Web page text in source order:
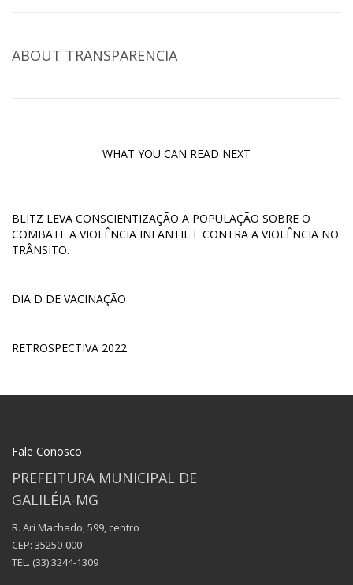
ABOUT TRANSPARENCIA
WHAT YOU CAN READ NEXT
BLITZ LEVA CONSCIENTIZAÇÃO A POPULAÇÃO SOBRE O
COMBATE A VIOLÊNCIA INFANTIL E CONTRA A VIOLÊNCIA NO
TRÂNSITO.
DIA D DE VACINAÇÃO
RETROSPECTIVA 2022
Fale Conosco
PREFEITURA MUNICIPAL DE
GALILÉIA-MG
R. Ari Machado, 599, centro
CEP: 35250-000
TEL. (33) 3244-1309